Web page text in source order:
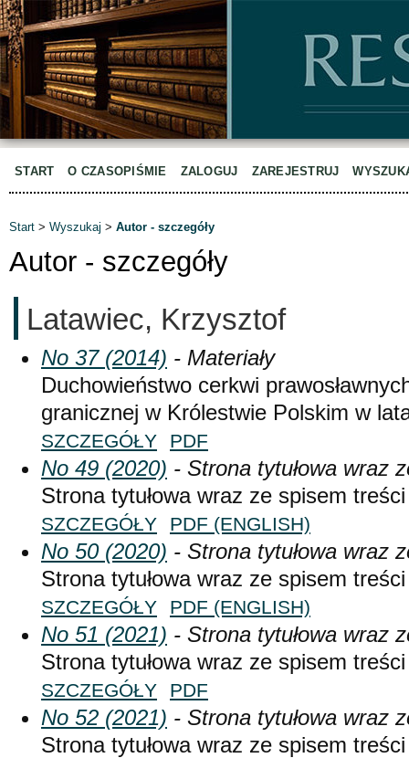
START O CZASOPIŚMIE ZALOGUJ ZAREJESTRUJ
Start > Wyszukaj > Autor - szczegóły
Autor - szczegóły
Latawiec, Krzysztof
No 37 (2014) - Materiały
Duchowieństwo cerkwi
granicznej w Królestwie Polskim w
SZCZEGÓŁY PDF
No 49 (2020) - Strona tytułowa wraz
Strona tytułowa wraz ze spisem treści
SZCZEGÓŁY PDF (ENGLISH)
No 50 (2020) - Strona tytułowa wraz
Strona tytułowa wraz ze spisem treści
SZCZEGÓŁY PDF (ENGLISH)
No 51 (2021) - Strona tytułowa wraz
Strona tytułowa wraz ze spisem treści
SZCZEGÓŁY PDF
No 52 (2021) - Strona tytułowa wraz
Strona tytułowa wraz ze spisem treści